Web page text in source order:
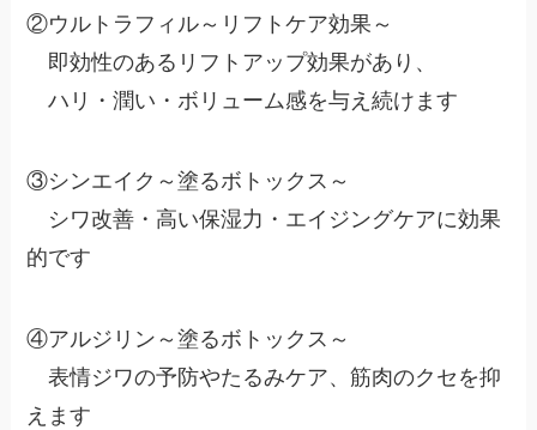
②ウルトラフィル～リフトケア効果～
即効性のあるリフトアップ効果があり、
ハリ・潤い・ボリューム感を与え続けます
③シンエイク～塗るボトックス～
シワ改善・高い保湿力・エイジングケアに効果
的です
④アルジリン～塗るボトックス～
表情ジワの予防やたるみケア、筋肉のクセを抑
えます